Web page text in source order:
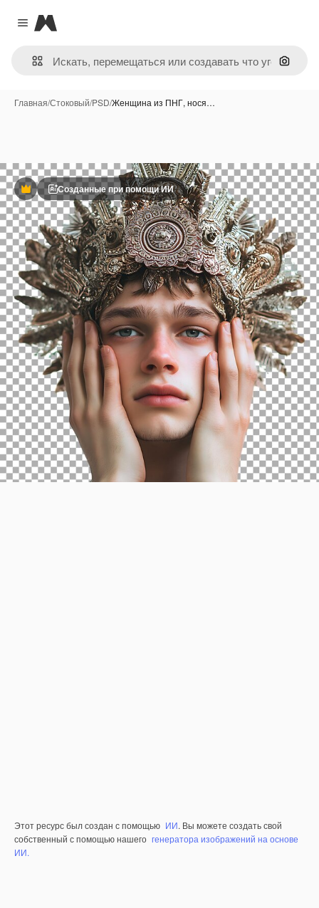
Close menu
Magnific
Поиск
Главная/Стоковый/PSD/Женщина из ПНГ, нося…
ПремиумСозданные при помощи ИИ
Этот ресурс был создан с помощью ИИ. Вы можете создать свой
собственный с помощью нашего генератора изображений на основе
ИИ.